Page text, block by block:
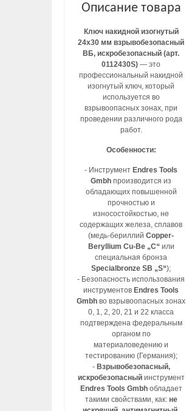
Описание товара
Ключ накидной изогнутый
24х30 мм взрывобезопасный
ВБ, искробезопасный (арт.
0112430S) — это
профессиональный накидной
изогнутый ключ, который
используется во
взрывоопасных зонах, при
проведении различного рода
работ.
Особенности:
- Инструмент Endres Tools
Gmbh производится из
обладающих повышенной
прочностью и
износостойкостью, не
содержащих железа, сплавов
(медь-бериллийCopper-
Beryllium Cu-Be „C“ или
специальная бронза
Specialbronze SB „S“);
- Безопасность использования
инструментов Endres Tools
Gmbh во взрывоопасных зонах
0, 1, 2, 20, 21 и 22 класса
подтверждена федеральным
органом по
материаловедению и
тестированию (Германия);
- Взрывобезопасный,
искробезопасныйинструмент
Endres Tools Gmbhобладает
такими свойствами, как: не